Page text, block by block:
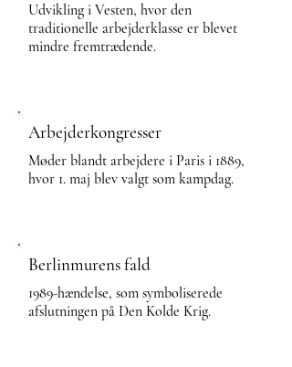
Udvikling i Vesten, hvor den
traditionelle arbejderklasse er blevet
mindre fremtrædende.
Arbejderkongresser
Møder blandt arbejdere i Paris i 1889,
hvor 1. maj blev valgt som kampdag.
Berlinmurens fald
1989-hændelse, som symboliserede
afslutningen på Den Kolde Krig.